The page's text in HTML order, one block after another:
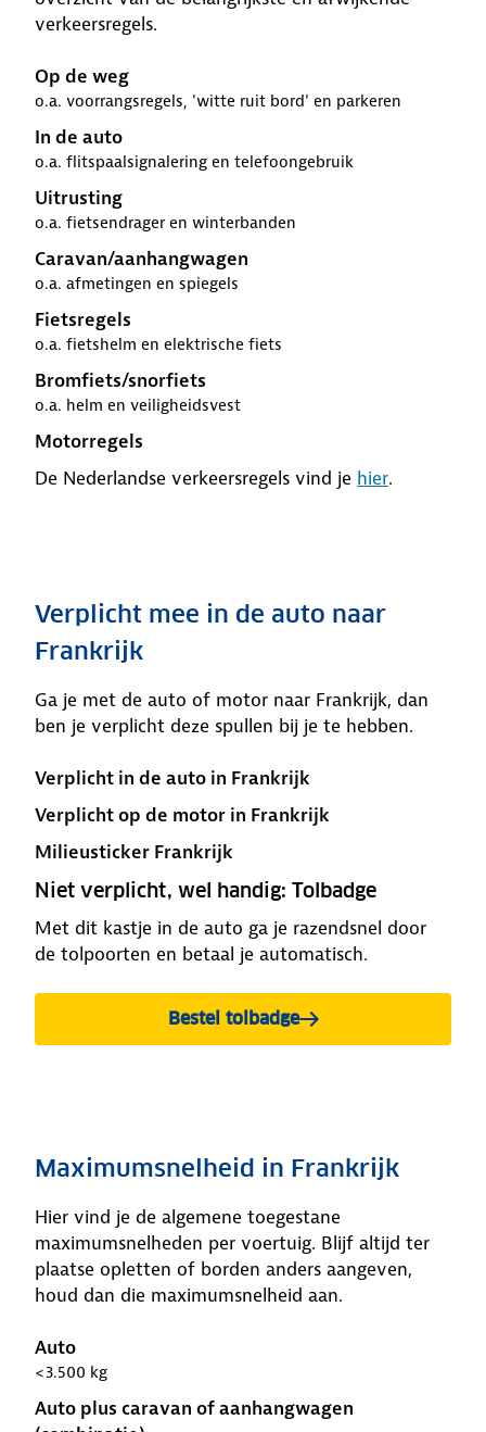
verkeersregels.
Op de weg
o.a. voorrangsregels, 'witte ruit bord' en parkeren
In de auto
o.a. flitspaalsignalering en telefoongebruik
Uitrusting
o.a. fietsendrager en winterbanden
Caravan/aanhangwagen
o.a. afmetingen en spiegels
Fietsregels
o.a. fietshelm en elektrische fiets
Bromfiets/snorfiets
o.a. helm en veiligheidsvest
Motorregels
De Nederlandse verkeersregels vind je hier.
Verplicht mee in de auto naar
Frankrijk
Ga je met de auto of motor naar Frankrijk, dan
ben je verplicht deze spullen bij je te hebben.
Verplicht in de auto in Frankrijk
Verplicht op de motor in Frankrijk
Milieusticker Frankrijk
Niet verplicht, wel handig: Tolbadge
Met dit kastje in de auto ga je razendsnel door
de tolpoorten en betaal je automatisch.
Bestel tolbadge
Maximumsnelheid in Frankrijk
Hier vind je de algemene toegestane
maximumsnelheden per voertuig. Blijf altijd ter
plaatse opletten of borden anders aangeven,
houd dan die maximumsnelheid aan.
Auto
<3.500 kg
Auto plus caravan of aanhangwagen